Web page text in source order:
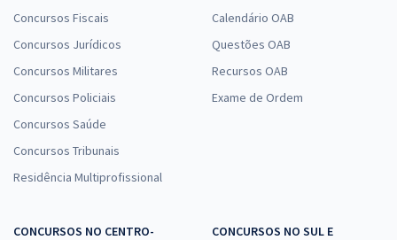
Concursos Fiscais
Concursos Jurídicos
Concursos Militares
Concursos Policiais
Concursos Saúde
Concursos Tribunais
Residência Multiprofissional
Calendário OAB
Questões OAB
Recursos OAB
Exame de Ordem
CONCURSOS NO CENTRO-
CONCURSOS NO SUL E